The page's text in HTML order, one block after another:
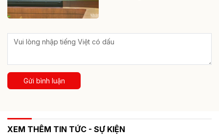
Gửi bình luận
XEM THÊM TIN TỨC - SỰ KIỆN